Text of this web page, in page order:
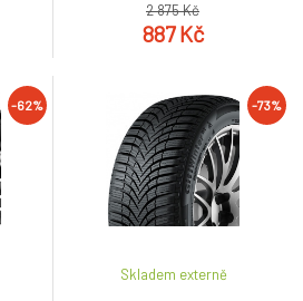
2 875 Kč
887 Kč
-62% -73%
Skladem externě